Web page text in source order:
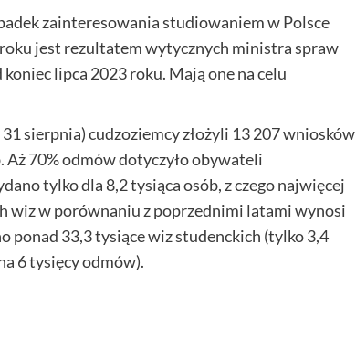
zainteresowania studiowaniem w Polsce
jest rezultatem wytycznych ministra spraw
lipca 2023 roku. Mają one na celu
sierpnia) cudzoziemcy złożyli 13 207 wniosków
70% odmów dotyczyło obywateli
tylko dla 8,2 tysiąca osób, z czego najwięcej
wiz w porównaniu z poprzednimi latami wynosi
33,3 tysiące wiz studenckich (tylko 3,4
6 tysięcy odmów).